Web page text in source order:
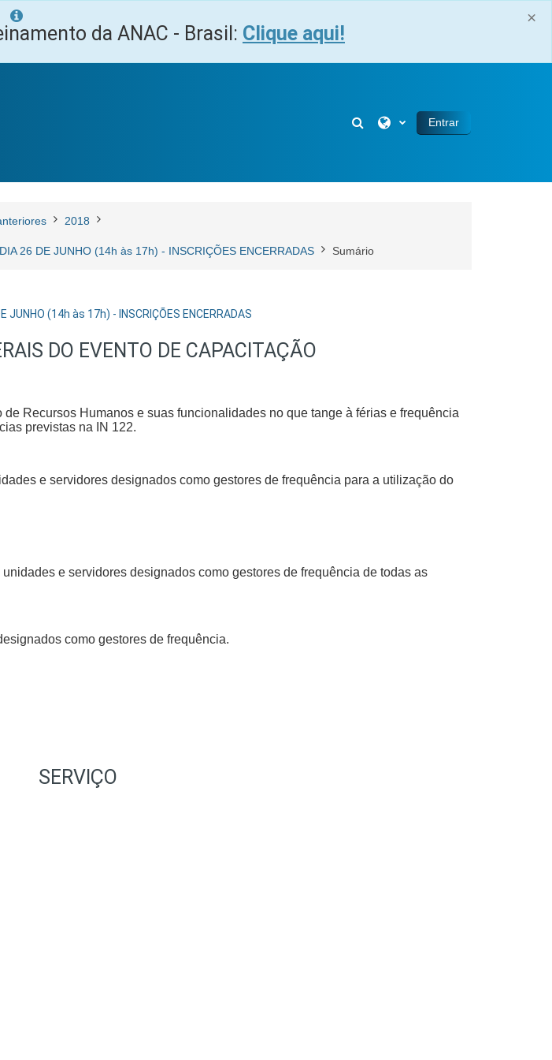
×
da ANAC - Brasil: Clique aqui!
Alternar entrada de pesquisa
Entrar
2018
26 DE JUNHO (14h às 17h) - INSCRIÇÕES ENCERRADAS Sumário
(14h às 17h) - INSCRIÇÕES ENCERRADAS
DO EVENTO DE CAPACITAÇÃO
Recursos Humanos e suas funcionalidades no que tange à férias e frequência
previstas na IN 122.
e servidores designados como gestores de frequência para a utilização do
e servidores designados como gestores de frequência de todas as
como gestores de frequência.
SERVIÇO